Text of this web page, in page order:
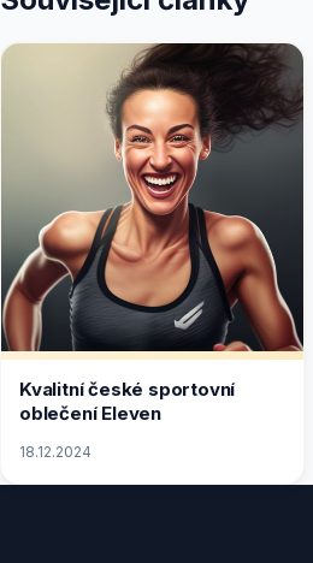
Kvalitní české sportovní
oblečení Eleven
18.12.2024